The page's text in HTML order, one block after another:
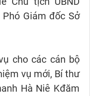
Giám đốc Sở
cho các cán bộ
vụ mới, Bí thư
Hà Niê Kđăm